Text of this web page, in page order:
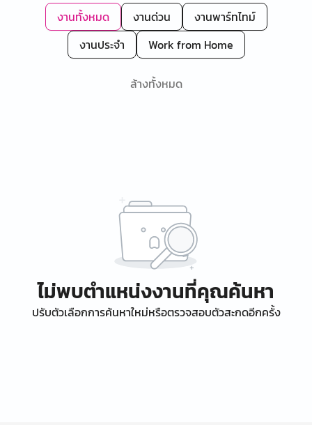
งานทั้งหมด งานด่วน
งานพาร์ทไทม์
งานประจำ
Work from Home
ล้างทั้งหมด
ไม่พบตำแหน่งงานที่คุณค้นหา
ปรับตัวเลือกการค้นหาใหม่หรือตรวจสอบตัวสะกดอีกครั้ง